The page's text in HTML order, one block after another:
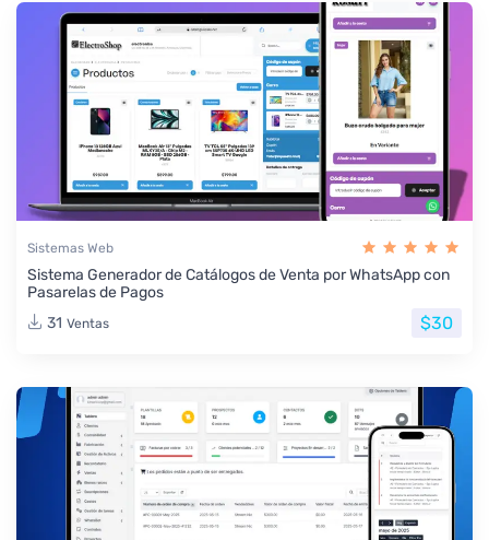
Sistemas Web
Sistema Generador de Catálogos de Venta por WhatsApp con
Pasarelas de Pagos
31 Ventas $30